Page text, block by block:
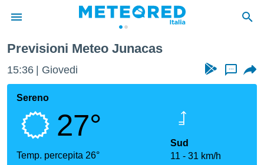
di
per
le
Previsioni Meteo Junacas
15:36 Giovedi ...
Sereno
27°
Temp. percepita 26°
Sud
11
31 km/h